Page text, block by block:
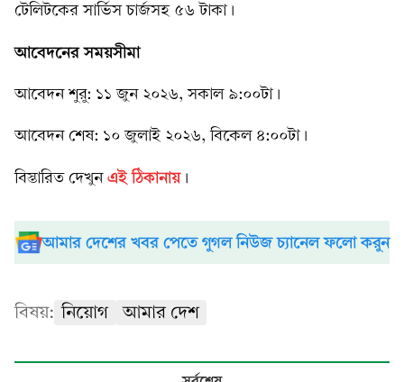
টেলিটকের সার্ভিস চার্জসহ ৫৬ টাকা।
আবেদনের সময়সীমা
আবেদন শুরু: ১১ জুন ২০২৬, সকাল ৯:০০টা।
আবেদন শেষ: ১০ জুলাই ২০২৬, বিকেল ৪:০০টা।
বিস্তারিত দেখুনএই ঠিকানায়।
আমার দেশের খবর পেতে গুগল নিউজ চ্যানেল ফলো করুন
বিষয়: নিয়োগ আমার দেশ